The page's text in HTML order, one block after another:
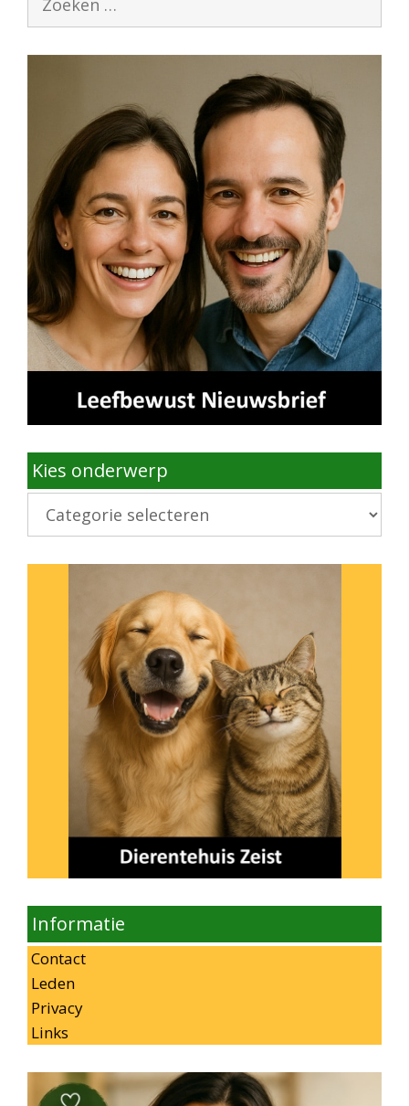
Kies onderwerp
Kies
onderwerp
Informatie
Contact
Leden
Privacy
Links